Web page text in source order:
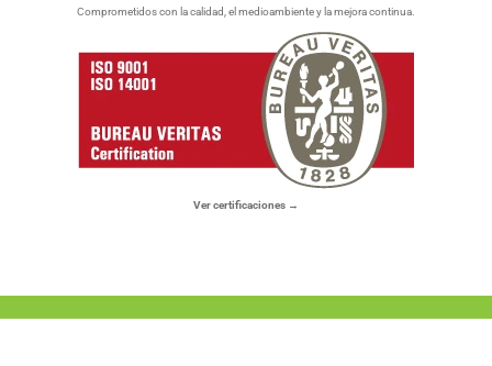
Comprometidos con la calidad, el medioambiente y la mejora continua.
Ver certificaciones →